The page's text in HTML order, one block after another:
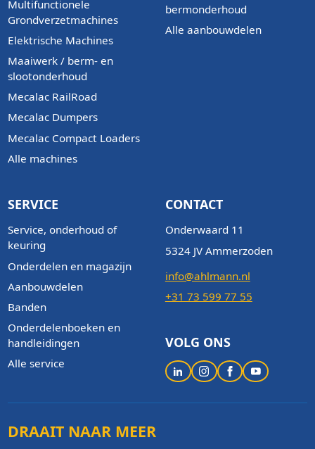
Multifunctionele
Grondverzetmachines
Elektrische Machines
Maaiwerk / berm- en
slootonderhoud
Mecalac RailRoad
Mecalac Dumpers
Mecalac Compact Loaders
Alle machines
bermonderhoud
Alle aanbouwdelen
SERVICE
Service, onderhoud of
keuring
Onderdelen en magazijn
Aanbouwdelen
Banden
Onderdelenboeken en
handleidingen
Alle service
CONTACT
Onderwaard 11
5324 JV Ammerzoden
info@ahlmann.nl
+31 73 599 77 55
VOLG ONS
DRAAIT NAAR MEER